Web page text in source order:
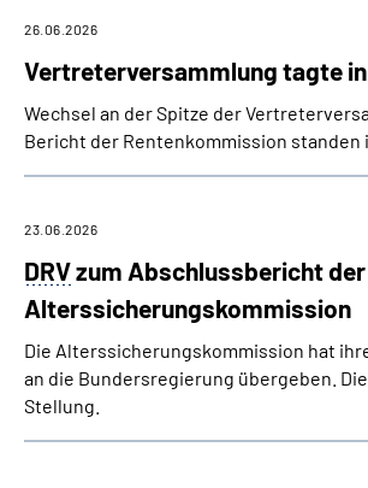
Vertreterversammlung tagte
26.06.2026
Wechsel an der Spitze der
Bericht der Rentenkommission standen
DRVzum Abschlussbericht der
Alterssicherungs­kommission
23.06.2026
Die Alterssicherungs­kommission hat
an die Bundersregierung übergeben. Die
Stellung.